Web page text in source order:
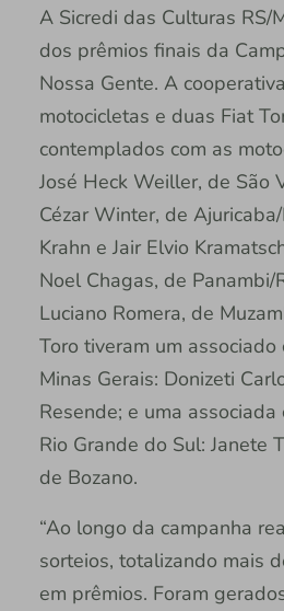
A Sicredi das Culturas RS/
dos prêmios finais da
Nossa Gente. A
motocicletas e duas Fiat
contemplados com as
José Heck Weiller, de São
Cézar Winter, de
Krahn e Jair Elvio
Noel Chagas, de Panambi/
Luciano Romera, de
Toro tiveram um
Minas Gerais: Donizeti
Resende; e uma
Rio Grande do Sul: Janete
de Bozano.
“Ao longo da campanha
sorteios, totalizando mais
em prêmios. Foram